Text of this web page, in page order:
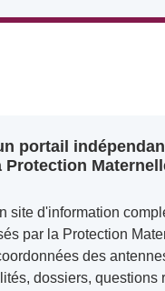
portail
Protection
site d'information
par la Protection
des
dossiers, questions